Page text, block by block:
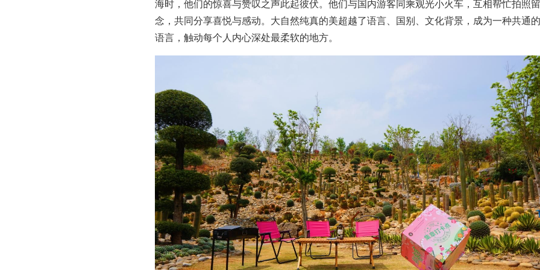
海时，他们的惊喜与赞叹之声此起彼伏。他们与国内游客同乘观光小火车，互相帮忙拍照留
念，共同分享喜悦与感动。大自然纯真的美超越了语言、国别、文化背景，成为一种共通的
语言，触动每个人内心深处最柔软的地方。